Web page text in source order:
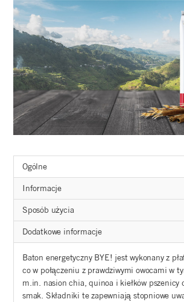
Ogólne
Informacje
Sposób użycia
Dodatkowe informacje
Baton energetyczny BYE! jest wykonany z
co w połączeniu z prawdziwymi owocami w
m.in. nasion chia, quinoa i kiełków pszenicy
smak. Składniki te zapewniają stopniowe